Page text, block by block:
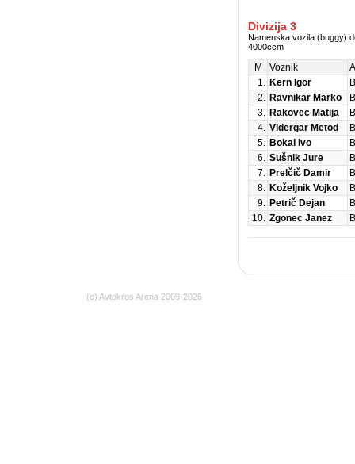
Divizija 3
Namenska vozila (buggy)
4000ccm
M Voznik
1. Kern Igor
2. Ravnikar Marko
3. Rakovec Matija
4. Vidergar Metod
5. Bokal Ivo
6. Sušnik Jure
7. Prelčič Damir
8. Koželjnik Vojko
9. Petrič Dejan
10. Zgonec Janez
(c) Avtokros Arena 2009-2026